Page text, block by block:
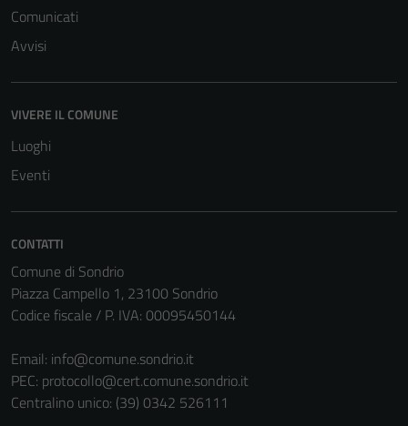
Comunicati
Avvisi
VIVERE IL COMUNE
Luoghi
Eventi
CONTATTI
Comune di Sondrio
Piazza Campello 1, 23100 Sondrio
Codice fiscale / P. IVA: 00095450144
Email: info@comune.sondrio.it
PEC: protocollo@cert.comune.sondrio.it
Centralino unico: (39) 0342 526111
funzionamento
Questi cookie
personali.